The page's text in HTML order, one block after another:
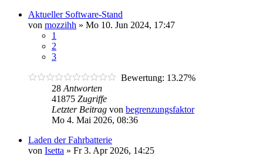
Aktueller Software-Stand
von mozzihh » Mo 10. Jun 2024, 17:47
1
2
3
Bewertung: 13.27%
28 Antworten
41875 Zugriffe
Letzter Beitrag von begrenzungsfaktor
Mo 4. Mai 2026, 08:36
Laden der Fahrbatterie
von Isetta » Fr 3. Apr 2026, 14:25